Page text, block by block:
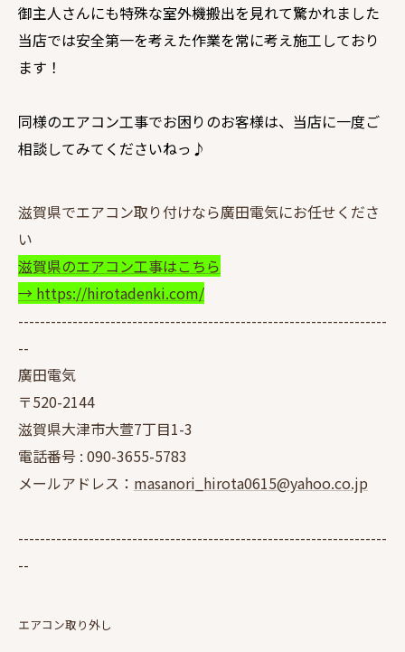
御主人さんにも特殊な室外機搬出を見れて驚かれました
当店では安全第一を考えた作業を常に考え施工しており
ます！
同様のエアコン工事でお困りのお客様は、当店に一度ご
相談してみてくださいねっ♪
滋賀県でエアコン取り付けなら廣田電気にお任せくださ
い
滋賀県のエアコン工事はこちら
→ https://hirotadenki.com/
--------------------------------------------------------------------
--
廣田電気
〒520-2144
滋賀県大津市大萱7丁目1-3
電話番号 : 090-3655-5783
メールアドレス： masanori_hirota0615@yahoo.co.jp
--------------------------------------------------------------------
--
エアコン取り外し